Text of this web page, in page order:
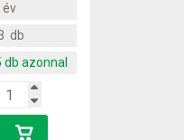
db
db azonnal